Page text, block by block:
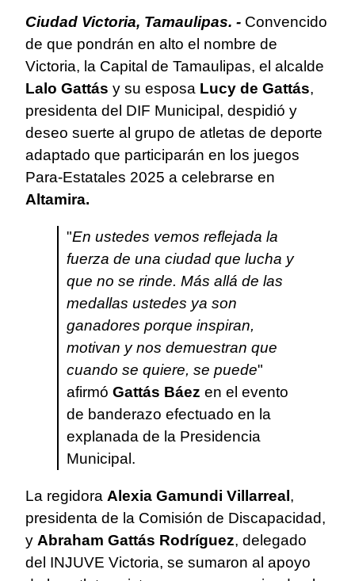
Ciudad Victoria, Tamaulipas. - Convencido
de que pondrán en alto el nombre de
Victoria, la Capital de Tamaulipas, el alcalde
Lalo Gattás y su esposa Lucy de Gattás,
presidenta del DIF Municipal, despidió y
deseo suerte al grupo de atletas de deporte
adaptado que participarán en los juegos
Para-Estatales 2025 a celebrarse en
Altamira.
"En ustedes vemos reflejada la
fuerza de una ciudad que lucha y
que no se rinde. Más allá de las
medallas ustedes ya son
ganadores porque inspiran,
motivan y nos demuestran que
cuando se quiere, se puede"
afirmó Gattás Báez en el evento
de banderazo efectuado en la
explanada de la Presidencia
Municipal.
La regidora Alexia Gamundi Villarreal,
presidenta de la Comisión de Discapacidad,
y Abraham Gattás Rodríguez, delegado
del INJUVE Victoria, se sumaron al apoyo